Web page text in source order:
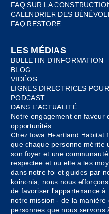
FAQ SUR LA
CALENDRIER DES
FAQ RESTORE
LES MÉDIAS
BULLETIN D'INFORMATION
BLOG
VIDÉOS
LIGNES DIRECTRICES
PODCAST
DANS L'ACTUALITÉ
Notre engagement en faveur
opportunités
Chez Iowa Heartland Habitat
que chaque personne mérite
son foyer et une
respectée et où elle a les
dans notre foi et guidés par
koinonia, nous nous
de favoriser l'appartenance à
notre mission - de la
personnes que nous servons